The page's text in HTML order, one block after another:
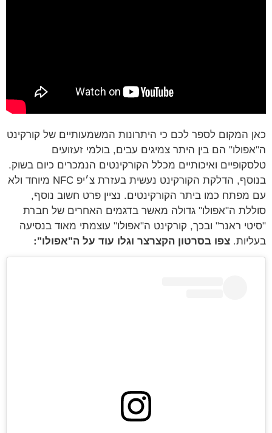
כאן המקום לספר לכם כי היתרונות המשמעותיים של קורקינט
ה"אפולו" הם בין היתר צמיגים עבים, בולמי זעזועים
טלסקופיים ואיכותיים מכלל הקורקינטים הנמכרים כיום בשוק.
בנוסף, הדלקת הקורקינט נעשית בעזרת צ׳יפ NFC מיוחד ולא
עם מפתח כמו ביתר הקורקינטים. נציין פרט חשוב נוסף,
סוללת ה"אפולו" גדולה מאשר בדגמים האחרים של חברת
"סיטי ראנר" ובכך, קורקינט ה"אפולו" עוצמתי מאוד בנסיעה
בעליות. צפו בסרטון הקצרצר וגלו עוד על ה"אפולו":